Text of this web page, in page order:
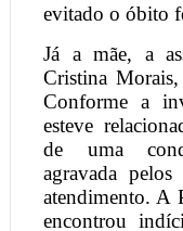
evitado o óbito
Já a mãe, a
Cristina
Conforme a
esteve
de uma
agravada
atendimento. A
encontrou